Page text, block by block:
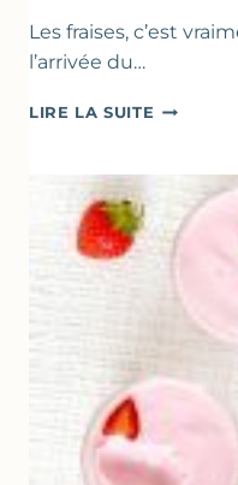
Les fraises, c’est
l’arrivée du…
LIRE LA SUITE DESSERTS
POUR
FÊTE
DES